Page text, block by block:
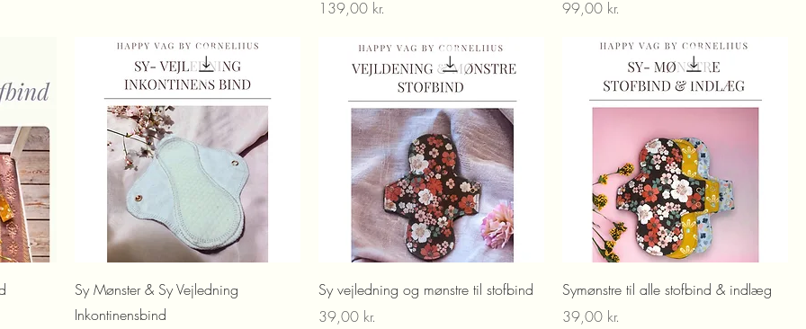
Pris
139,00 kr.
Pris
99,00 kr.
Sy Mønster & Sy Vejledning
Inkontinensbind
Sy vejledning og mønstre til stofbind
Pris
39,00 kr.
Symønstre til alle stofbind & indlæg
Pris
39,00 kr.